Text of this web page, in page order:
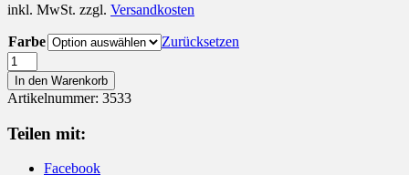
inkl. MwSt. zzgl. Versandkosten
Farbe
Zurücksetzen
Ohrstecker
925
Silber
vintage
Menge
In den Warenkorb
Artikelnummer: 3533
Teilen mit:
Facebook